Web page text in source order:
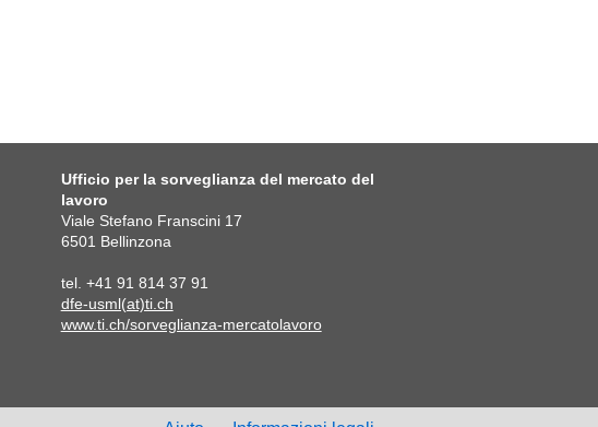
Ufficio per la sorveglianza del mercato del
lavoro
Viale Stefano Franscini 17
6501 Bellinzona
tel. +41 91 814 37 91
dfe-usml(at)ti.ch
www.ti.ch/sorveglianza-mercatolavoro